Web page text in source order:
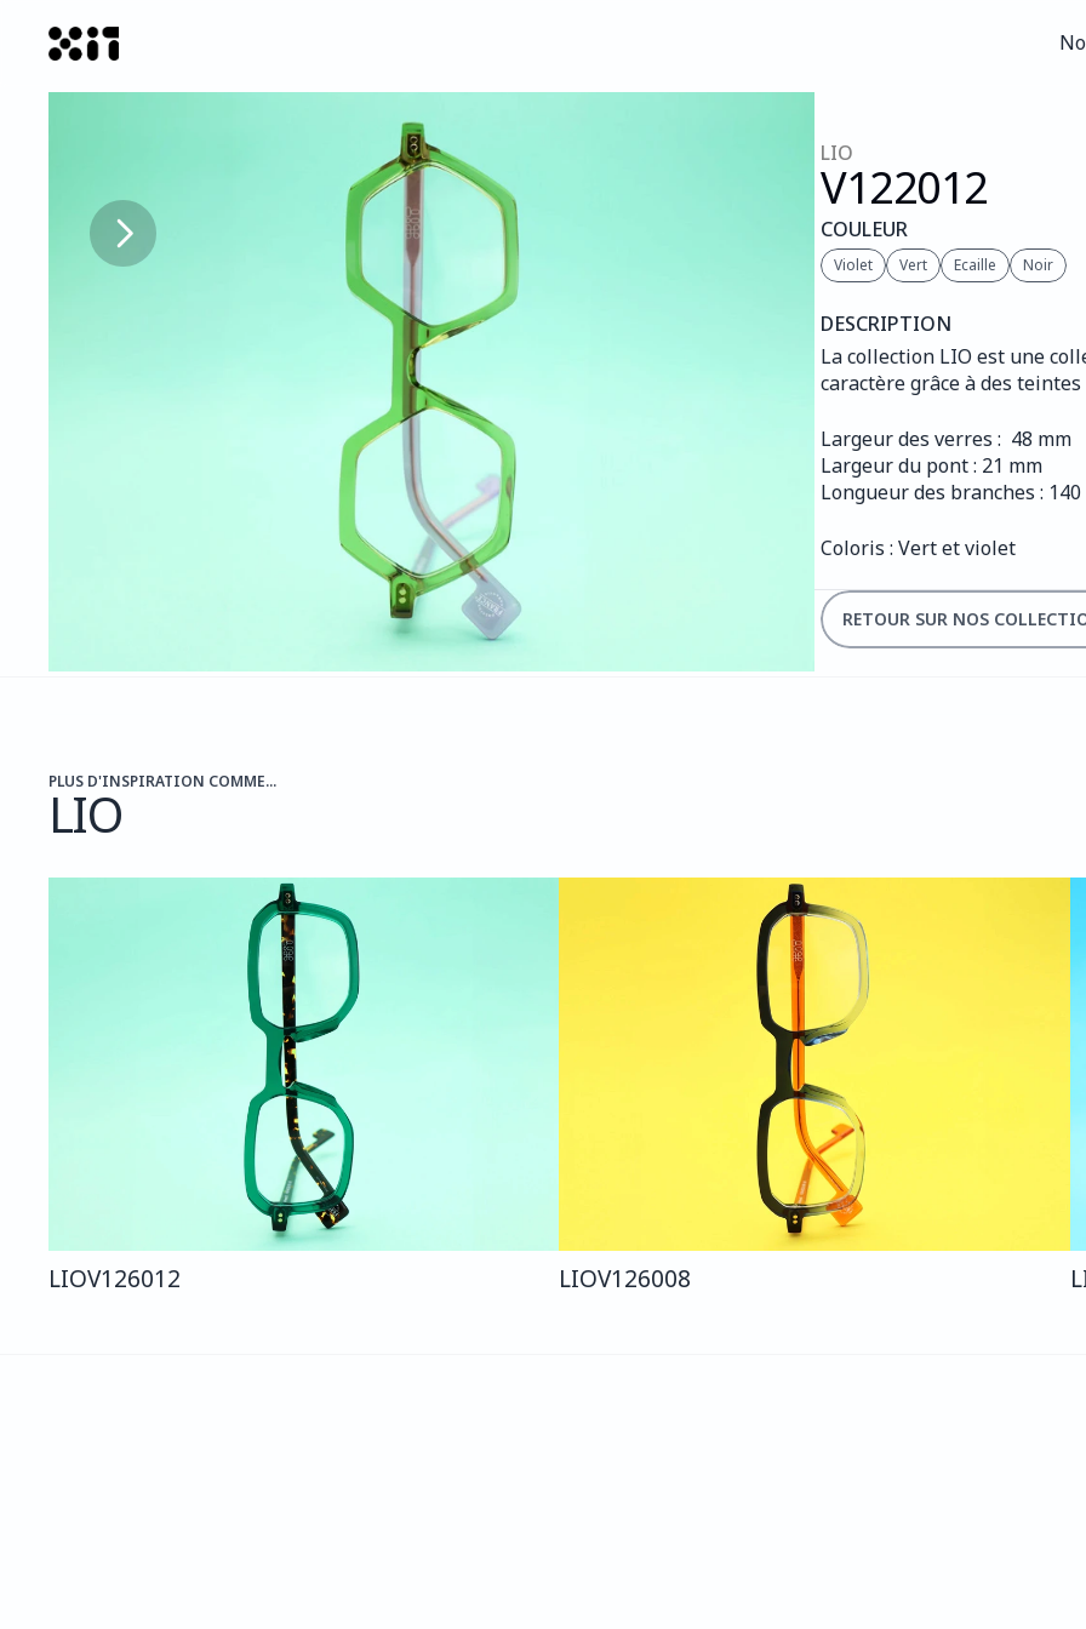
LIO
V122012
COULEUR
Violet Vert Ecaille Noir
DESCRIPTION
La collection LIO est une
caractère grâce à des
Largeur des verres :  48 mm
Largeur du pont : 21 mm
Longueur des branches :
Coloris : Vert et violet
RETOUR SUR NOS
PLUS D'INSPIRATION COMME...
LIO
LIOV126012 LIOV126008